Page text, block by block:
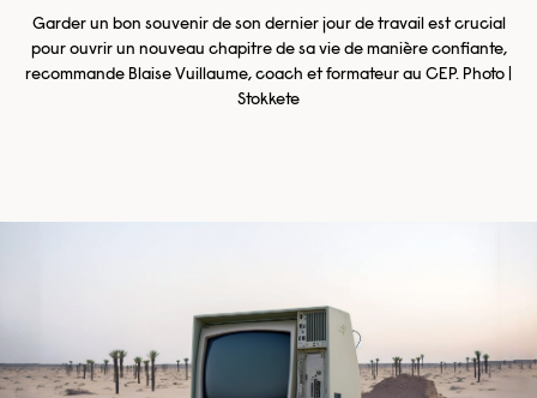
Garder un bon souvenir de son dernier jour de travail est crucial
pour ouvrir un nouveau chapitre de sa vie de manière confiante,
recommande Blaise Vuillaume, coach et formateur au CEP. Photo |
Stokkete